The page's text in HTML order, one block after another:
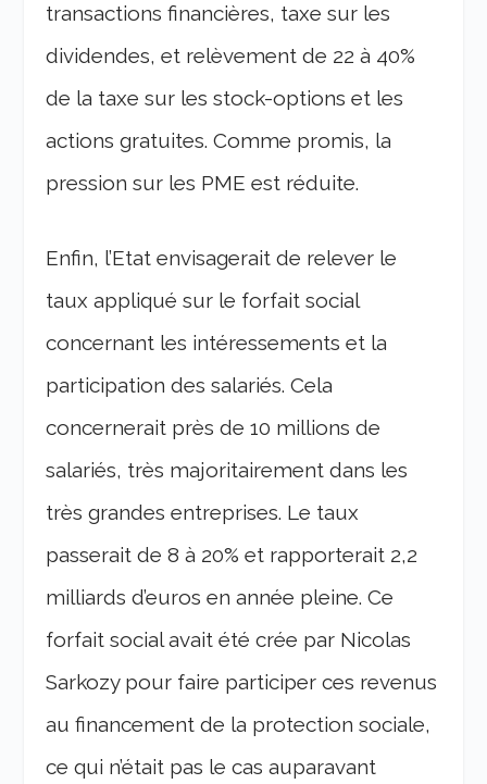
transactions financières, taxe sur les
dividendes, et relèvement de 22 à 40%
de la taxe sur les stock-options et les
actions gratuites. Comme promis, la
pression sur les PME est réduite.
Enfin, l’Etat envisagerait de relever le
taux appliqué sur le forfait social
concernant les intéressements et la
participation des salariés. Cela
concernerait près de 10 millions de
salariés, très majoritairement dans les
très grandes entreprises. Le taux
passerait de 8 à 20% et rapporterait 2,2
milliards d’euros en année pleine. Ce
forfait social avait été crée par Nicolas
Sarkozy pour faire participer ces revenus
au financement de la protection sociale,
ce qui n’était pas le cas auparavant